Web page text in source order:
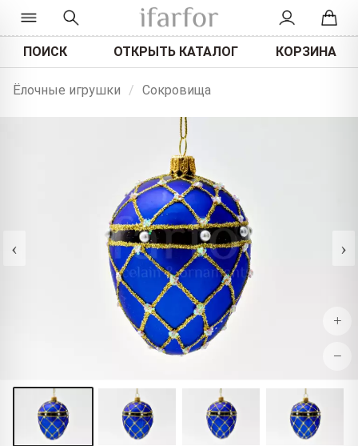
ПОИСК ОТКРЫТЬ КАТАЛОГ КОРЗИНА
Ёлочные игрушки / Сокровища
‹ ›
+
−